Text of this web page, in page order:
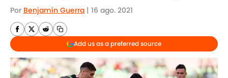
Por Benjamín Guerra | 16 ago. 2021
Add us as a preferred source